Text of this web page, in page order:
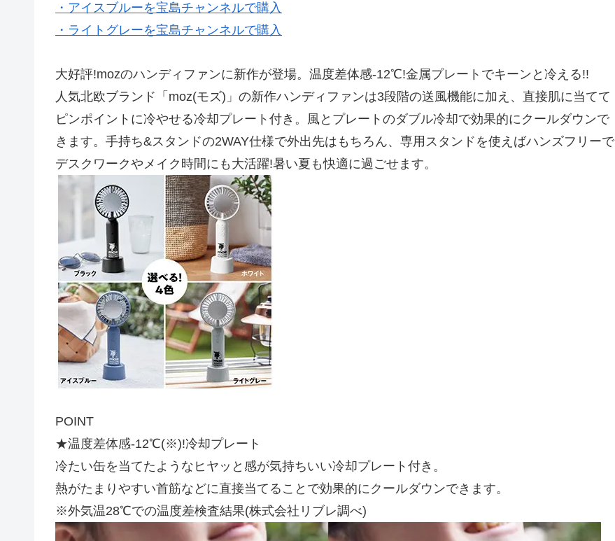
・アイスブルーを宝島チャンネルで購入
・ライトグレーを宝島チャンネルで購入
大好評!mozのハンディファンに新作が登場。温度差体感-12℃!金属プレートでキーンと冷える!!
人気北欧ブランド「moz(モズ)」の新作ハンディファンは3段階の送風機能に加え、直接肌に当てて
ピンポイントに冷やせる冷却プレート付き。風とプレートのダブル冷却で効果的にクールダウンで
きます。手持ち&スタンドの2WAY仕様で外出先はもちろん、専用スタンドを使えばハンズフリーで
デスクワークやメイク時間にも大活躍!暑い夏も快適に過ごせます。
POINT
★温度差体感-12℃(※)!冷却プレート
冷たい缶を当てたようなヒヤッと感が気持ちいい冷却プレート付き。
熱がたまりやすい首筋などに直接当てることで効果的にクールダウンできます。
※外気温28℃での温度差検査結果(株式会社リブレ調べ)